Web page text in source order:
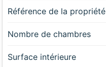
Référence de la propriété
Nombre de chambres
Surface intérieure